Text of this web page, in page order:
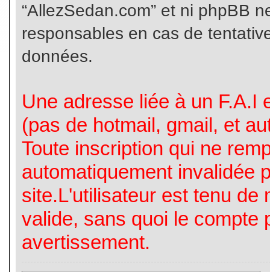
“AllezSedan.com” et ni phpBB
responsables en cas de
données.
Une adresse liée à un F.A.I
(pas de hotmail, gmail, et
Toute inscription qui ne
automatiquement invalidée
site.L'utilisateur est tenu de
valide, sans quoi le compte
avertissement.